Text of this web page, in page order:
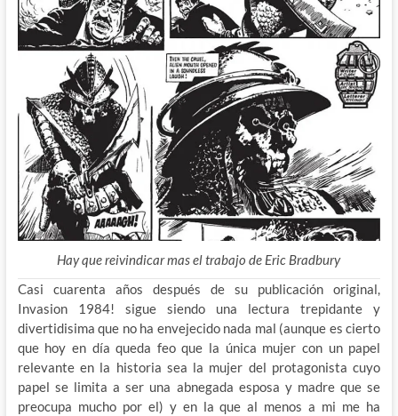
Hay que reivindicar mas el trabajo de Eric Bradbury
Casi cuarenta años después de su publicación original,
Invasion 1984! sigue siendo una lectura trepidante y
divertidisima que no ha envejecido nada mal (aunque es cierto
que hoy en día queda feo que la única mujer con un papel
relevante en la historia sea la mujer del protagonista cuyo
papel se limita a ser una abnegada esposa y madre que se
preocupa mucho por el) y en la que al menos a mi me ha